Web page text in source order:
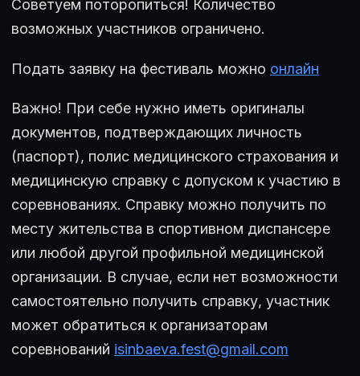
Советуем поторопиться! Количество
возможных участников ограничено.
Подать заявку на фестиваль можно онлайн
Важно! При себе нужно иметь оригиналы
документов, подтверждающих личность
(паспорт), полис медицинского страхования и
медицинскую справку с допуском к участию в
соревнованиях. Справку можно получить по
месту жительства в спортивном диспансере
или любой другой профильной медицинской
организации. В случае, если нет возможности
самостоятельно получить справку, участник
может обратиться к организаторам
соревнований isinbaeva.fest@gmail.com